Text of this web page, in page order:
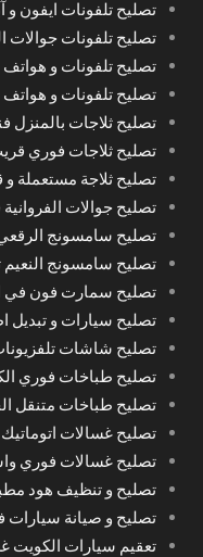
تصليح تلفونات ايفون و
تصليح تلفونات جوالات
تصليح تلفونات و
تصليح تلفونات و
تصليح ثلاجات بالمنزل
تصليح ثلاجات فوري
تصليح ثلاجة مستعملة و
تصليح جوالات
تصليح سامسونج
تصليح سامسونج النعيم
تصليح سمارت فون في
تصليح سيارات و تبديل
تصليح شاشات
تصليح طباخات فوري
تصليح طباخات متنقل
تصليح غسالات
تصليح غسالات فوري
تصليح و تنظيف هود
تصليح و صيانة
تعقيم سيارات الكويت